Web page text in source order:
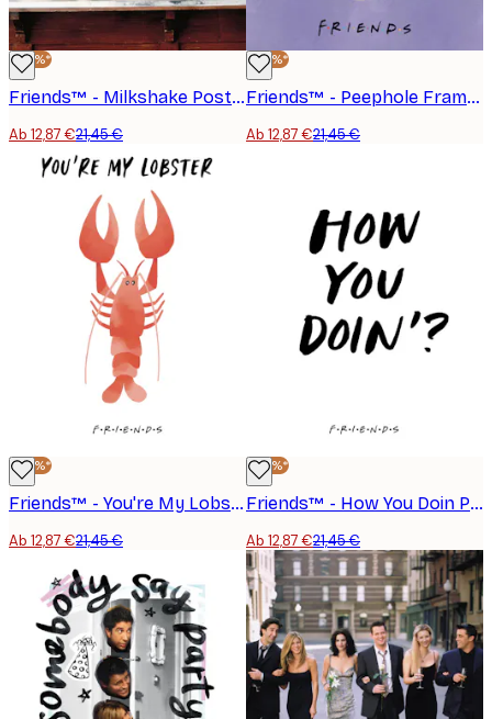
-40%*
Friends™ - Milkshake Poster
Ab 12,87 €21,45 €
-40%*
Friends™ - Peephole Frame Poster
Ab 12,87 €21,45 €
-40%*
Friends™ - You're My Lobster Poster
Ab 12,87 €21,45 €
-40%*
Friends™ - How You Doin Poster
Ab 12,87 €21,45 €